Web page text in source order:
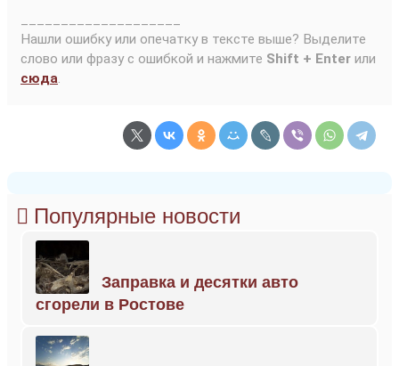
Нашли ошибку или опечатку в тексте выше? Выделите
слово или фразу с ошибкой и нажмите Shift + Enter или
сюда.
Популярные новости
Заправка и десятки авто
сгорели в Ростове